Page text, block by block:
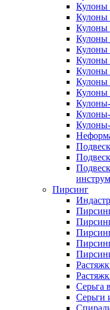
Кулоны
Кулоны
Кулоны
Кулоны
Кулоны
Кулоны
Кулоны
Пирсинг
Серьга
Серьги